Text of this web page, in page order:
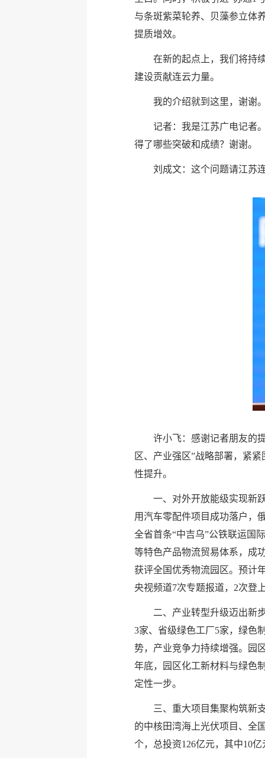
与条斑紫菜轮养、贝藻参立体
提质增效。
在新的起点上，我们将持
建设贡献连云力量。
我的介绍就到这里，谢谢
记者：我是江苏广电记者
得了哪些突破和成绩？谢谢。
刘成文：这个问题请江苏
许小飞：感谢记者朋友的
区、产业强区”战略部署，紧
性提升。
一、对外开放能级实现新
用汽车零配件项目成功落户，
全省首条“中吉乌”公铁联运国
等特色产品物流贸易体系，成
获评全国优秀物流园区。预计
央视频道7次专题报道，2次登
二、产业转型升级迈出新
3家、省级绿色工厂5家，绿色
势，产业竞争力持续增强。园
年底，园区化工新材料与绿色
定性一步。
三、重大项目集聚构筑新
的中核田湾海上光伏项目、全
个，总投资126亿元，其中10